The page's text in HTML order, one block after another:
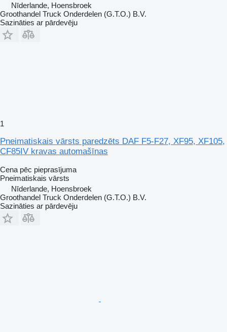
Nīderlande, Hoensbroek
Groothandel Truck Onderdelen (G.T.O.) B.V.
Sazināties ar pārdevēju
1
Pneimatiskais vārsts paredzēts DAF F5-F27, XF95, XF105,
CF85IV kravas automašīnas
Cena pēc pieprasījuma
Pneimatiskais vārsts
Nīderlande, Hoensbroek
Groothandel Truck Onderdelen (G.T.O.) B.V.
Sazināties ar pārdevēju